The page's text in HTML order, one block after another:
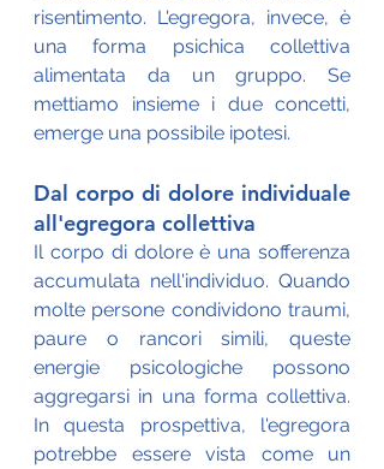
risentimento. L'egregora, invece, è
una forma psichica collettiva
alimentata da un gruppo. Se
mettiamo insieme i due concetti,
emerge una possibile ipotesi.
Dal corpo di dolore individuale
all'egregora collettiva
Il corpo di dolore è una sofferenza
accumulata nell'individuo. Quando
molte persone condividono traumi,
paure o rancori simili, queste
energie psicologiche possono
aggregarsi in una forma collettiva.
In questa prospettiva, l'egregora
potrebbe essere vista come un